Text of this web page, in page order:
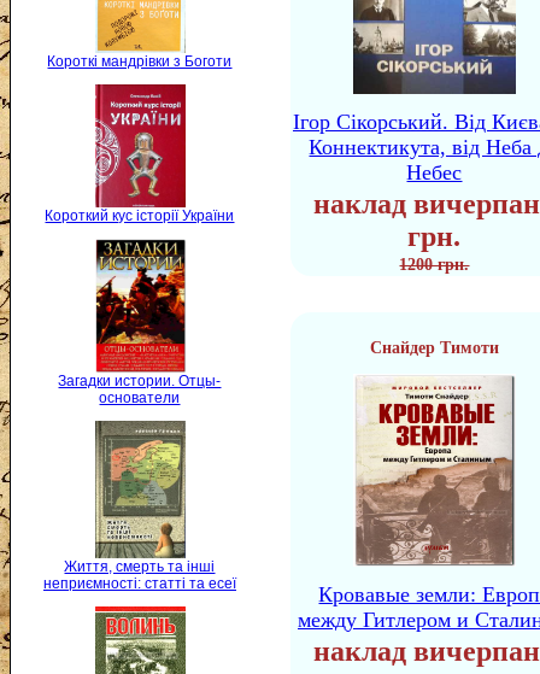
Короткі мандрівки з Боготи
Короткий кус історії України
Загадки истории. Отцы-
основатели
Життя, смерть та інші
неприємності: статті та есеї
Ігор Сікорський. Від
Коннектикута, від Неба
Небес
наклад
грн.
1200 грн.
Снайдер Тимоти
Кровавые земли:
между Гитлером и
наклад